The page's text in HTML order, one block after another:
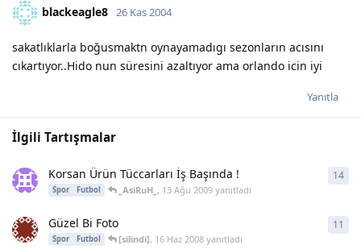
blackeagle8 26 Kas 2004
sakatlıklarla boğusmaktn oynayamadıgı sezonların acısını
cıkartıyor..Hido nun süresini azaltıyor ama orlando icin iyi
Yanıtla
İlgili Tartışmalar
Korsan Ürün Tüccarları İş Başında !
Spor Futbol _AsiRuH_ , 13 Ağu 2009yanıtladı
14
Güzel Bi Foto
Spor Futbol [silindi], 16 Haz 2008yanıtladı
11